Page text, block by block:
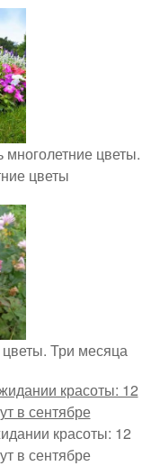
цветы.
цветы
Три месяца
красоты: 12
в сентябре